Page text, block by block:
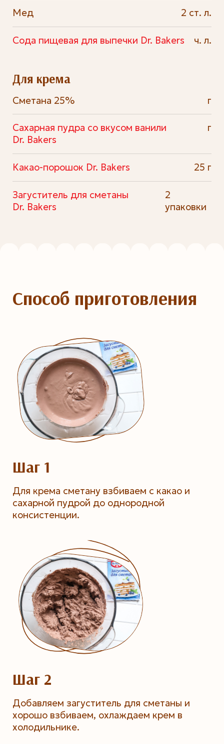
Мед 2 ст. л.
Сода пищевая для выпечки Dr. Bakers ч. л.
Для крема
Сметана 25% г
Сахарная пудра со вкусом ванили
Dr. Bakers
г
Какао-порошок Dr. Bakers 25 г
Загуститель для сметаны
Dr. Bakers
2
упаковки
Способ приготовления
Шаг 1
Для крема сметану взбиваем с какао и
сахарной пудрой до однородной
консистенции.
Шаг 2
Добавляем загуститель для сметаны и
хорошо взбиваем, охлаждаем крем в
холодильнике.